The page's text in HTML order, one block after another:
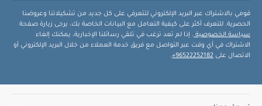
قومي بالاشتراك عبر البريد الإلكتروني لتتعرفي على كل جديد من تشكيلاتنا وعروضنا
الحصرية. للتعرف أكثر على كيفية التعامل مع البيانات الخاصة بك، يرجى زيارة صفحة
سياسة الخصوصية . إذا لم تعد ترغب في تلقي رسائلنا الإخبارية، يمكنك إلغاء
الاشتراك في أي وقت عبر التواصل مع فريق خدمة العملاء من خلال البريد الإلكتروني أو
الاتصال على 96522252182+
.